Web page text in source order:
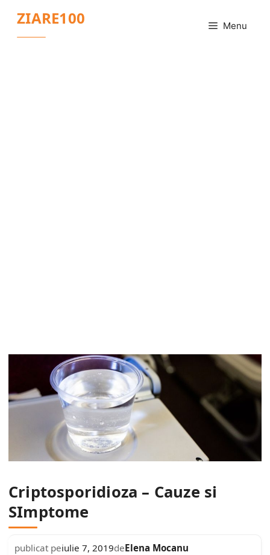
conținut
ZIARE100 Menu
Criptosporidioza – Cauze si
SImptome
publicat peiulie 7, 2019deElena Mocanu